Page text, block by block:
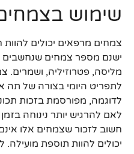
שימוש
צמחים מרפאים יכולים
ישנם מספר צמחים שנחשבים
מליסה, פטרוזיליה, ושמרים.
לתפריט היומי בצורה של תה
לדוגמה, מפורסמת בזכות
לאם להרגיש יותר נינוחה
חשוב לזכור שצמחים אלו
יכולים להוות תוספת